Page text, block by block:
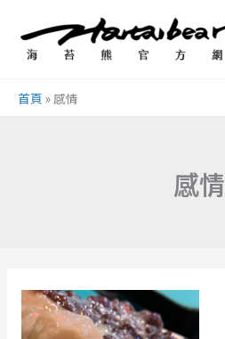
首頁 »感情
感情
的
AirPods